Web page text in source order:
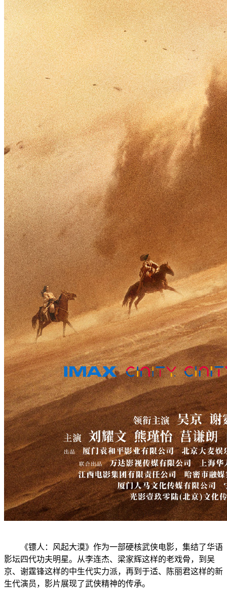
《镖人：风起大漠》作为一部硬核武侠电影，集结了华语
影坛四代功夫明星。从李连杰、梁家辉这样的老戏骨，到吴
京、谢霆锋这样的中生代实力派，再到于适、陈丽君这样的新
生代演员，影片展现了武侠精神的传承。